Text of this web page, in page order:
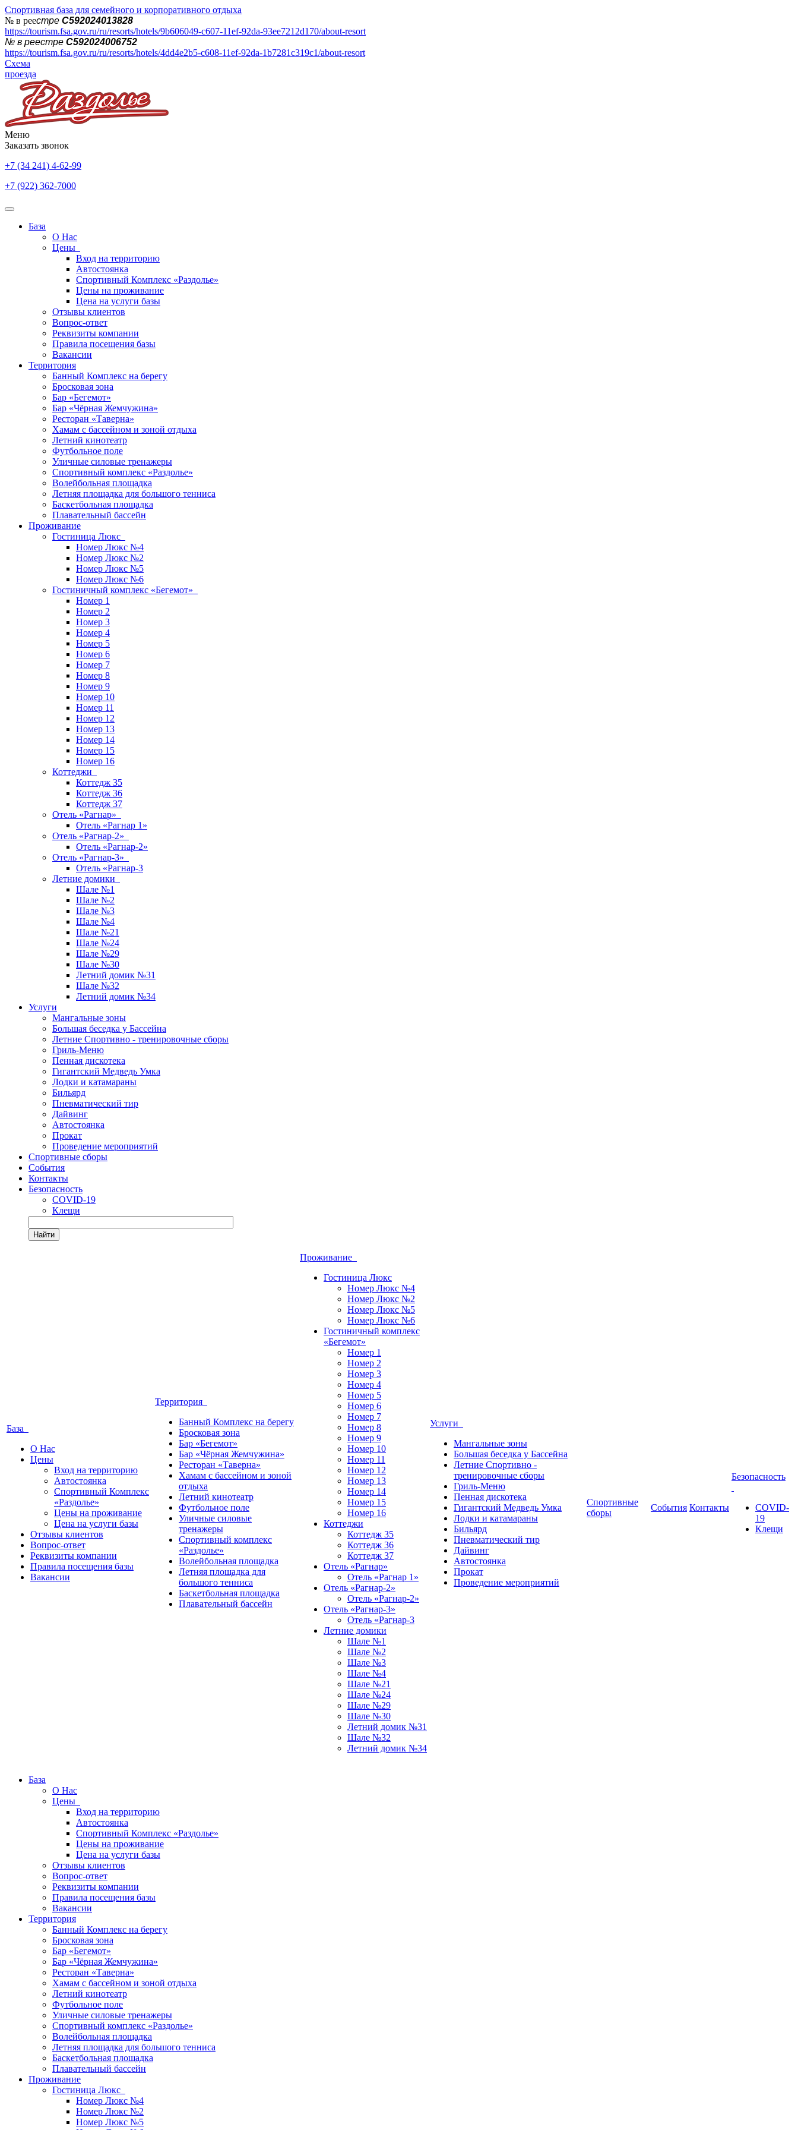
Спортивная база для семейного и корпоративного отдыха
№ в реестре С592024013828
https://tourism.fsa.gov.ru/ru/resorts/hotels/9b606049-c607-11ef-92da-93ee7212d170/about-resort
№ в реестре С592024006752
https://tourism.fsa.gov.ru/ru/resorts/hotels/4dd4e2b5-c608-11ef-92da-1b7281c319c1/about-resort
Схема
проезда
Меню
Заказать звонок
+7 (34 241) 4-62-99
+7 (922) 362-7000
База
О Нас
Цены
Вход на территорию
Автостоянка
Спортивный Комплекс «Раздолье»
Цены на проживание
Цена на услуги базы
Отзывы клиентов
Вопрос-ответ
Реквизиты компании
Правила посещения базы
Вакансии
Территория
Банный Комплекс на берегу
Бросковая зона
Бар «Бегемот»
Бар «Чёрная Жемчужина»
Ресторан «Таверна»
Хамам с бассейном и зоной отдыха
Летний кинотеатр
Футбольное поле
Уличные силовые тренажеры
Спортивный комплекс «Раздолье»
Волейбольная площадка
Летняя площадка для большого тенниса
Баскетбольная площадка
Плавательный бассейн
Проживание
Гостиница Люкс
Номер Люкс №4
Номер Люкс №2
Номер Люкс №5
Номер Люкс №6
Гостиничный комплекс «Бегемот»
Номер 1
Номер 2
Номер 3
Номер 4
Номер 5
Номер 6
Номер 7
Номер 8
Номер 9
Номер 10
Номер 11
Номер 12
Номер 13
Номер 14
Номер 15
Номер 16
Коттеджи
Коттедж 35
Коттедж 36
Коттедж 37
Отель «Рагнар»
Отель «Рагнар 1»
Отель «Рагнар-2»
Отель «Рагнар-2»
Отель «Рагнар-3»
Отель «Рагнар-3
Летние домики
Шале №1
Шале №2
Шале №3
Шале №4
Шале №21
Шале №24
Шале №29
Шале №30
Летний домик №31
Шале №32
Летний домик №34
Услуги
Мангальные зоны
Большая беседка у Бассейна
Летние Спортивно - тренировочные сборы
Гриль-Меню
Пенная дискотека
Гигантский Медведь Умка
Лодки и катамараны
Бильярд
Пневматический тир
Дайвинг
Автостоянка
Прокат
Проведение мероприятий
Спортивные сборы
События
Контакты
Безопасность
COVID-19
Клещи
Найти
База
О Нас
Цены
Вход на территорию
Автостоянка
Спортивный Комплекс
«Раздолье»
Цены на проживание
Цена на услуги базы
Отзывы клиентов
Вопрос-ответ
Реквизиты компании
Правила посещения базы
Вакансии
Территория
Банный Комплекс на берегу
Бросковая зона
Бар «Бегемот»
Бар «Чёрная Жемчужина»
Ресторан «Таверна»
Хамам с бассейном и зоной
отдыха
Летний кинотеатр
Футбольное поле
Уличные силовые
тренажеры
Спортивный комплекс
«Раздолье»
Волейбольная площадка
Летняя площадка для
большого тенниса
Баскетбольная площадка
Плавательный бассейн
Проживание
Гостиница Люкс
Номер Люкс №4
Номер Люкс №2
Номер Люкс №5
Номер Люкс №6
Гостиничный комплекс
«Бегемот»
Номер 1
Номер 2
Номер 3
Номер 4
Номер 5
Номер 6
Номер 7
Номер 8
Номер 9
Номер 10
Номер 11
Номер 12
Номер 13
Номер 14
Номер 15
Номер 16
Коттеджи
Коттедж 35
Коттедж 36
Коттедж 37
Отель «Рагнар»
Отель «Рагнар 1»
Отель «Рагнар-2»
Отель «Рагнар-2»
Отель «Рагнар-3»
Отель «Рагнар-3
Летние домики
Шале №1
Шале №2
Шале №3
Шале №4
Шале №21
Шале №24
Шале №29
Шале №30
Летний домик №31
Шале №32
Летний домик №34
Услуги
Мангальные зоны
Большая беседка у Бассейна
Летние Спортивно -
тренировочные сборы
Гриль-Меню
Пенная дискотека
Гигантский Медведь Умка
Лодки и катамараны
Бильярд
Пневматический тир
Дайвинг
Автостоянка
Прокат
Проведение мероприятий
Спортивные
сборы
События Контакты
Безопасность
COVID-
19
Клещи
База
О Нас
Цены
Вход на территорию
Автостоянка
Спортивный Комплекс «Раздолье»
Цены на проживание
Цена на услуги базы
Отзывы клиентов
Вопрос-ответ
Реквизиты компании
Правила посещения базы
Вакансии
Территория
Банный Комплекс на берегу
Бросковая зона
Бар «Бегемот»
Бар «Чёрная Жемчужина»
Ресторан «Таверна»
Хамам с бассейном и зоной отдыха
Летний кинотеатр
Футбольное поле
Уличные силовые тренажеры
Спортивный комплекс «Раздолье»
Волейбольная площадка
Летняя площадка для большого тенниса
Баскетбольная площадка
Плавательный бассейн
Проживание
Гостиница Люкс
Номер Люкс №4
Номер Люкс №2
Номер Люкс №5